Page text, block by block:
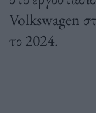
Volkswagen
το 2024.